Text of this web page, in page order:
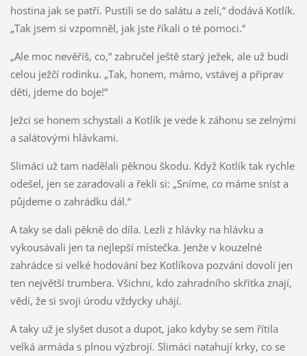
hostina jak se patří. Pustili se do salátu a zelí,“ dodává Kotlík.
„Tak jsem si vzpomněl, jak jste říkali o té pomoci.“
„Ale moc nevěříš, co,“ zabručel ještě starý ježek, ale už budí
celou ježčí rodinku. „Tak, honem, mámo, vstávej a připrav
děti, jdeme do boje!“
Ježci se honem schystali a Kotlík je vede k záhonu se zelnými
a salátovými hlávkami.
Slimáci už tam nadělali pěknou škodu. Když Kotlík tak rychle
odešel, jen se zaradovali a řekli si: „Sníme, co máme sníst a
půjdeme o zahrádku dál.“
A taky se dali pěkně do díla. Lezli z hlávky na hlávku a
vykousávali jen ta nejlepší místečka. Jenže v kouzelné
zahrádce si velké hodování bez Kotlíkova pozvání dovolí jen
ten největší trumbera. Všichni, kdo zahradního skřítka znají,
vědí, že si svoji úrodu vždycky uhájí.
A taky už je slyšet dusot a dupot, jako kdyby se sem řítila
velká armáda s plnou výzbrojí. Slimáci natahují krky, co se